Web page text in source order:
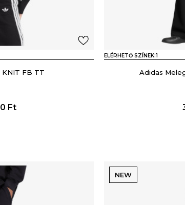
KNIT FB TT
Ft
ELÉRHETŐ SZÍNEK:1
Adidas
NEW